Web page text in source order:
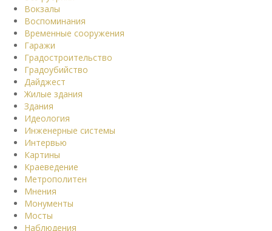
Вокзалы
Воспоминания
Временные сооружения
Гаражи
Градостроительство
Градоубийство
Дайджест
Жилые здания
Здания
Идеология
Инженерные системы
Интервью
Картины
Краеведение
Метрополитен
Мнения
Монументы
Мосты
Наблюдения